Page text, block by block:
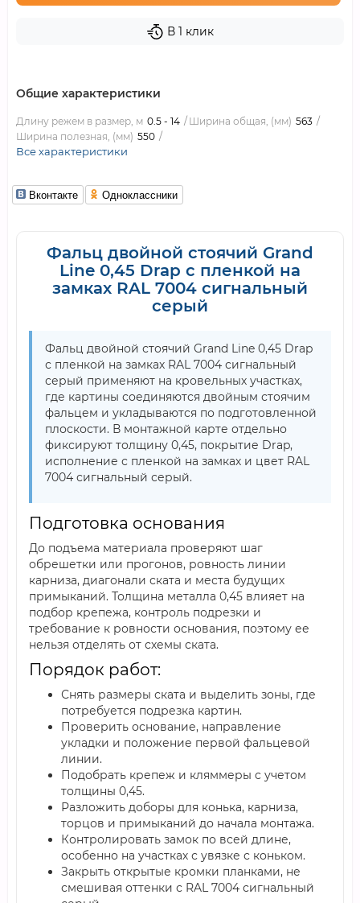
В 1 клик
Общие характеристики
Длину режем в размер, м 0.5 - 14 Ширина общая, (мм) 563
Ширина полезная, (мм) 550
Все характеристики
Вконтакте Одноклассники
Фальц двойной стоячий Grand
Line 0,45 Drap с пленкой на
замках RAL 7004 сигнальный
серый
Фальц двойной стоячий Grand Line 0,45 Drap
с пленкой на замках RAL 7004 сигнальный
серый применяют на кровельных участках,
где картины соединяются двойным стоячим
фальцем и укладываются по подготовленной
плоскости. В монтажной карте отдельно
фиксируют толщину 0,45, покрытие Drap,
исполнение с пленкой на замках и цвет RAL
7004 сигнальный серый.
Подготовка основания
До подъема материала проверяют шаг
обрешетки или прогонов, ровность линии
карниза, диагонали ската и места будущих
примыканий. Толщина металла 0,45 влияет на
подбор крепежа, контроль подрезки и
требование к ровности основания, поэтому ее
нельзя отделять от схемы ската.
Порядок работ:
Снять размеры ската и выделить зоны, где
потребуется подрезка картин.
Проверить основание, направление
укладки и положение первой фальцевой
линии.
Подобрать крепеж и кляммеры с учетом
толщины 0,45.
Разложить доборы для конька, карниза,
торцов и примыканий до начала монтажа.
Контролировать замок по всей длине,
особенно на участках с увязке с коньком.
Закрыть открытые кромки планками, не
смешивая оттенки с RAL 7004 сигнальный